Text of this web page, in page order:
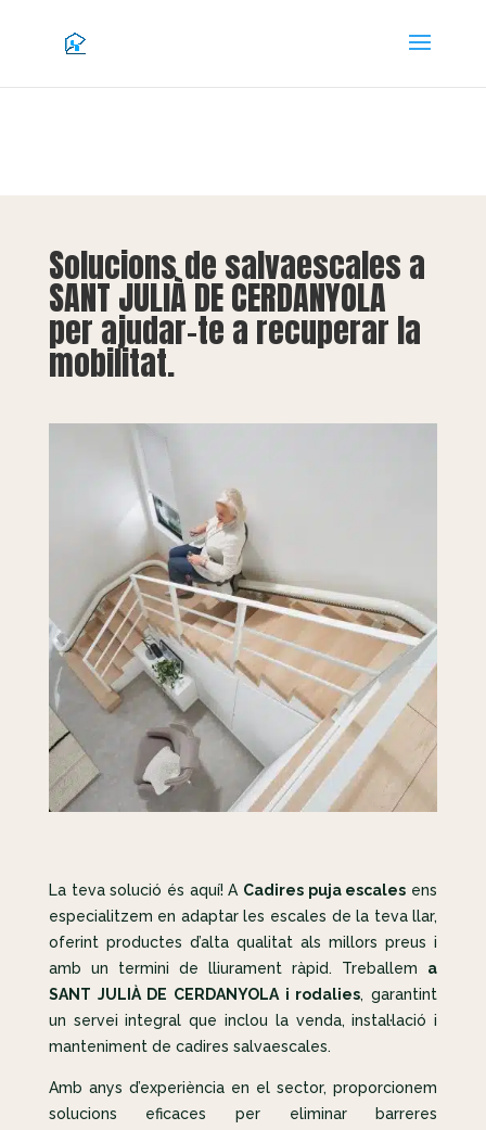
Solucions de salvaescales a
SANT JULIÀ DE CERDANYOLA
per ajudar-te a recuperar la
mobilitat.
La teva solució és aquí! A Cadires puja escales ens
especialitzem en adaptar les escales de la teva llar,
oferint productes d’alta qualitat als millors preus i
amb un termini de lliurament ràpid. Treballem a
SANT JULIÀ DE CERDANYOLA i rodalies, garantint
un servei integral que inclou la venda, instal·lació i
manteniment de cadires salvaescales.
Amb anys d’experiència en el sector, proporcionem
solucions eficaces per eliminar barreres